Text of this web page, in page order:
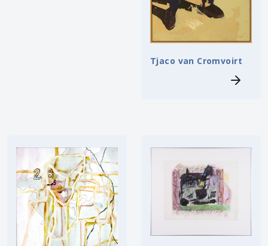
Tjaco van Cromvoirt